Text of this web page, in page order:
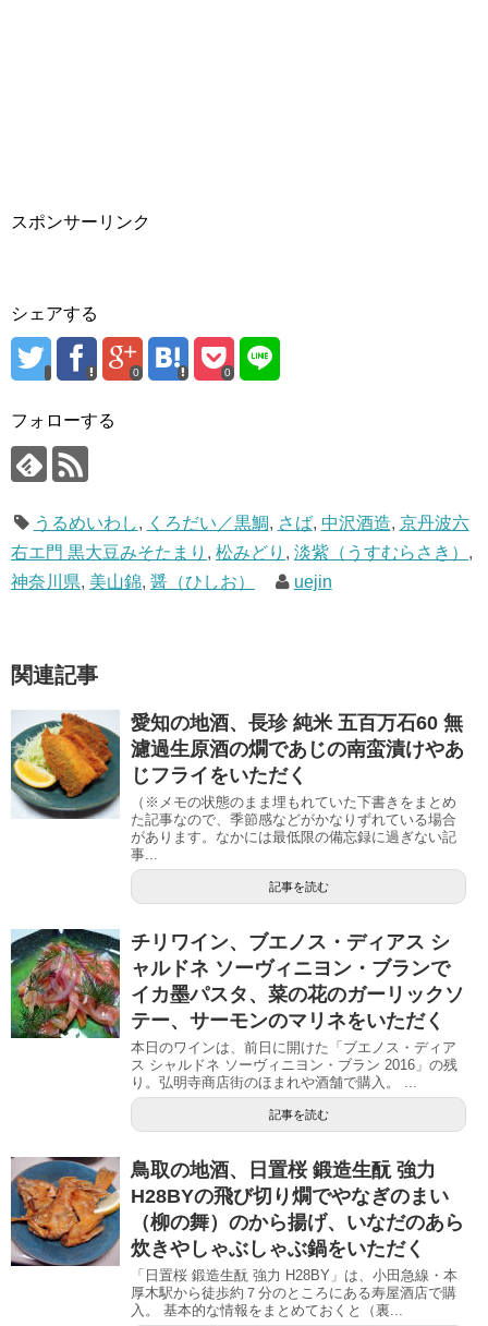
スポンサーリンク
シェアする
0 0
フォローする
うるめいわし, くろだい／黒鯛, さば, 中沢酒造, 京丹波六
右エ門 黒大豆みそたまり , 松みどり , 淡紫（うすむらさき） ,
神奈川県, 美山錦, 醤（ひしお） uejin
関連記事
愛知の地酒、長珍 純米 五百万石60 無
濾過生原酒の燗であじの南蛮漬けやあ
じフライをいただく
（※メモの状態のまま埋もれていた下書きをまとめ
た記事なので、季節感などがかなりずれている場合
があります。なかには最低限の備忘録に過ぎない記
事...
記事を読む
チリワイン、ブエノス・ディアス シ
ャルドネ ソーヴィニヨン・ブランで
イカ墨パスタ、菜の花のガーリックソ
テー、サーモンのマリネをいただく
本日のワインは、前日に開けた「ブエノス・ディア
ス シャルドネ ソーヴィニヨン・ブラン 2016」の残
り。弘明寺商店街のほまれや酒舗で購入。 ...
記事を読む
鳥取の地酒、日置桜 鍛造生酛 強力
H28BYの飛び切り燗でやなぎのまい
（柳の舞）のから揚げ、いなだのあら
炊きやしゃぶしゃぶ鍋をいただく
「日置桜 鍛造生酛 強力 H28BY」は、小田急線・本
厚木駅から徒歩約７分のところにある寿屋酒店で購
入。 基本的な情報をまとめておくと（裏...